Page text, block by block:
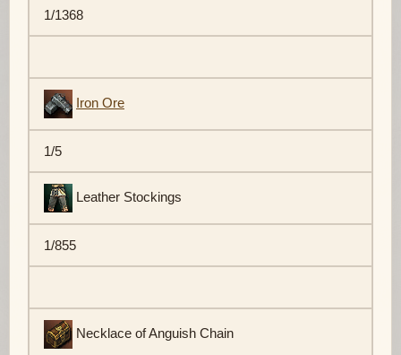
1/1368
Iron Ore
1/5
Leather Stockings
1/855
Necklace of Anguish Chain